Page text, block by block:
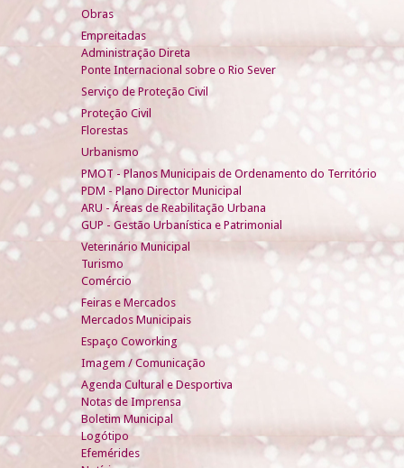
Obras
Empreitadas
Administração Direta
Ponte Internacional sobre o Rio Sever
Serviço de Proteção Civil
Proteção Civil
Florestas
Urbanismo
PMOT - Planos Municipais de Ordenamento do Território
PDM - Plano Director Municipal
ARU - Áreas de Reabilitação Urbana
GUP - Gestão Urbanística e Patrimonial
Veterinário Municipal
Turismo
Comércio
Feiras e Mercados
Mercados Municipais
Espaço Coworking
Imagem / Comunicação
Agenda Cultural e Desportiva
Notas de Imprensa
Boletim Municipal
Logótipo
Efemérides